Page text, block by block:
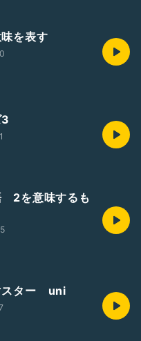
を表す
2を意味するも
スター uni